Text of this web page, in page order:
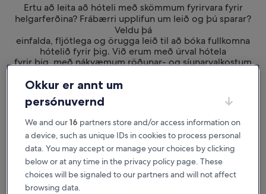
Ertu að leita að hóteli með skömmum fyrirvara fyrir
helgarferðina? Frábærri upplifun um leið og þú sparar?
Veldu þá
einfalda, fljótlega og örugga leið til að bóka fullkomna
hótelið fyrir þig. Við erum með úrval hótela
fyrir þig, með nákvæmum röðunar- og síunarvalkostum
ekki nóg að þú
finnir stað sem þér líkar við. Við viljum að þú elskir hann.
Í boði á iOS og Android
Okkur er annt um
persónuvernd
We and our16 partners store and/or access information on
a device, such as unique IDs in cookies to process personal
data. You may accept or manage your choices by clicking
below or at any time in the privacy policy page. These
choices will be signaled to our partners and will not affect
browsing data.